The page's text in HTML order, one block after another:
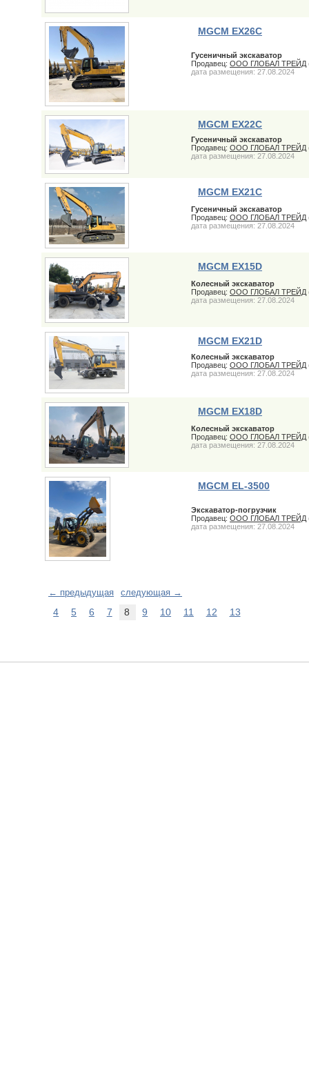
MGCM EX26C
Гусеничный экскаватор
Продавец: ООО ГЛОБАЛ ТРЕЙД
дата размещения: 27.08.2024
MGCM EX22C
Гусеничный экскаватор
Продавец: ООО ГЛОБАЛ ТРЕЙД
дата размещения: 27.08.2024
MGCM EX21C
Гусеничный экскаватор
Продавец: ООО ГЛОБАЛ ТРЕЙД
дата размещения: 27.08.2024
MGCM EX15D
Колесный экскаватор
Продавец: ООО ГЛОБАЛ ТРЕЙД
дата размещения: 27.08.2024
MGCM EX21D
Колесный экскаватор
Продавец: ООО ГЛОБАЛ ТРЕЙД
дата размещения: 27.08.2024
MGCM EX18D
Колесный экскаватор
Продавец: ООО ГЛОБАЛ ТРЕЙД
дата размещения: 27.08.2024
MGCM EL-3500
Экскаватор-погрузчик
Продавец: ООО ГЛОБАЛ ТРЕЙД
дата размещения: 27.08.2024
← предыдущая следующая →
4 5 6 7 8 9 10 11 12 13